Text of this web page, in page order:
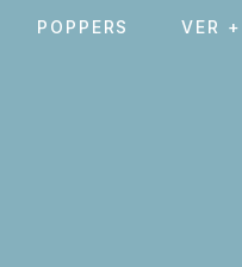
POPPERS VER +